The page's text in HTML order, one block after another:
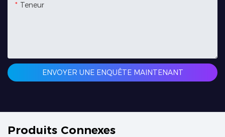
Teneur
ENVOYER UNE ENQUÊTE MAINTENANT
Produits Connexes